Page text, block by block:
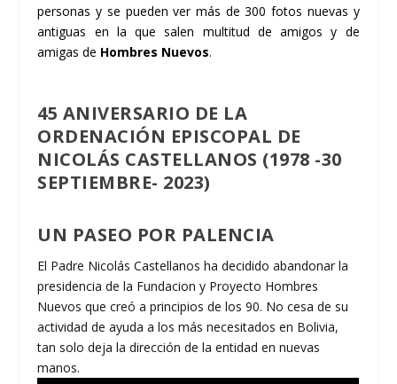
personas y se pueden ver más de 300 fotos nuevas y
antiguas en la que salen multitud de amigos y de
amigas de Hombres Nuevos.
45 ANIVERSARIO DE LA
ORDENACIÓN EPISCOPAL DE
NICOLÁS CASTELLANOS (1978 -30
SEPTIEMBRE- 2023)
UN PASEO POR PALENCIA
El Padre Nicolás Castellanos ha decidido abandonar la
presidencia de la Fundacion y Proyecto Hombres
Nuevos que creó a principios de los 90. No cesa de su
actividad de ayuda a los más necesitados en Bolivia,
tan solo deja la dirección de la entidad en nuevas
manos.